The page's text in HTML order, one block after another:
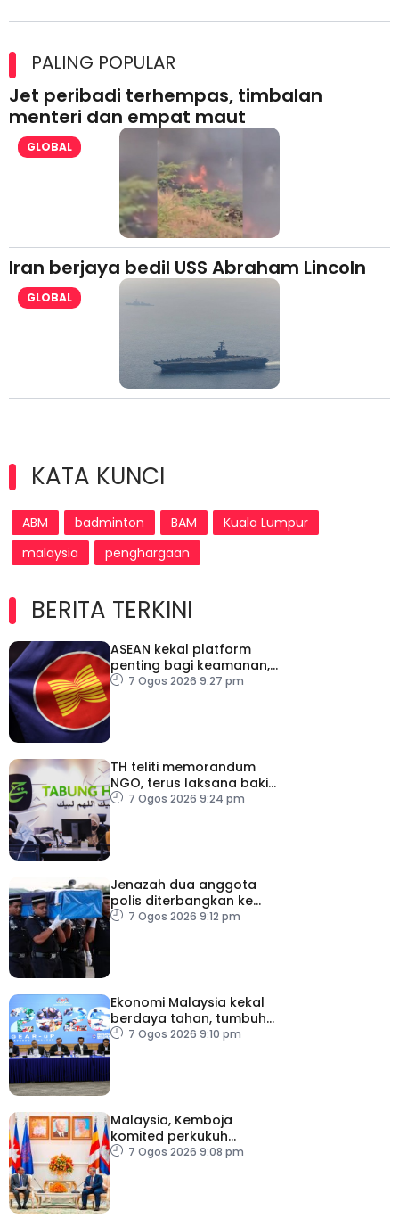
lesen separuh pertama 2026
PALING POPULAR
Jet peribadi terhempas, timbalan
menteri dan empat maut
GLOBAL
Iran berjaya bedil USS Abraham Lincoln
GLOBAL
KATA KUNCI
ABM badminton BAM
Kuala Lumpur
malaysia
penghargaan
BERITA TERKINI
ASEAN kekal platform
penting bagi keamanan,
kestabilan serantau –
7 Ogos 2026 9:27 pm
TH teliti memorandum
NGO, terus laksana baki
syor RCI
7 Ogos 2026 9:24 pm
Jenazah dua anggota
polis diterbangkan ke
Kelantan
7 Ogos 2026 9:12 pm
Ekonomi Malaysia kekal
berdaya tahan, tumbuh
5.6 peratus
7 Ogos 2026 9:10 pm
Malaysia, Kemboja
komited perkukuh
kerjasama pertahanan
7 Ogos 2026 9:08 pm